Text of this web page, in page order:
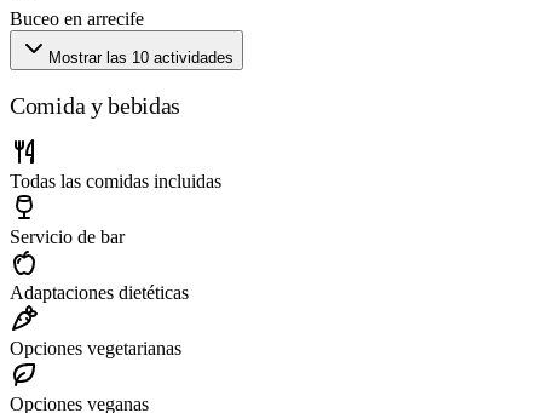
Buceo en arrecife
Mostrar las 10 actividades
Comida y bebidas
Todas las comidas incluidas
Servicio de bar
Adaptaciones dietéticas
Opciones vegetarianas
Opciones veganas